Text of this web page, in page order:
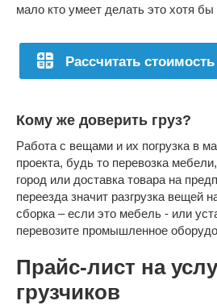
мало кто умеет делать это хотя бы
Рассчитать
Кому же доверить груз?
Работа с вещами и их погрузка в
проекта, будь то перевозка
город или доставка товара на
переезда значит разгрузка вещей
сборка – если это мебель - или
перевозите промышленное
Прайс-лист на
грузчиков